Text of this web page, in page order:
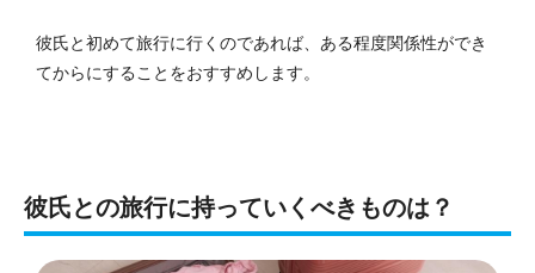
彼氏と初めて旅行に行くのであれば、ある程度関係性ができ
てからにすることをおすすめします。
彼氏との旅行に持っていくべきものは？